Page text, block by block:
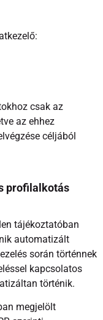
csak az
az ehhez
céljából
profilalkotás
tájékoztatóban
automatizált
során történnek
kapcsolatos
történik.
megjelölt